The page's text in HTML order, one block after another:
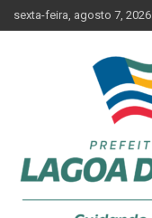
to
sexta-feira, agosto 7, 2026